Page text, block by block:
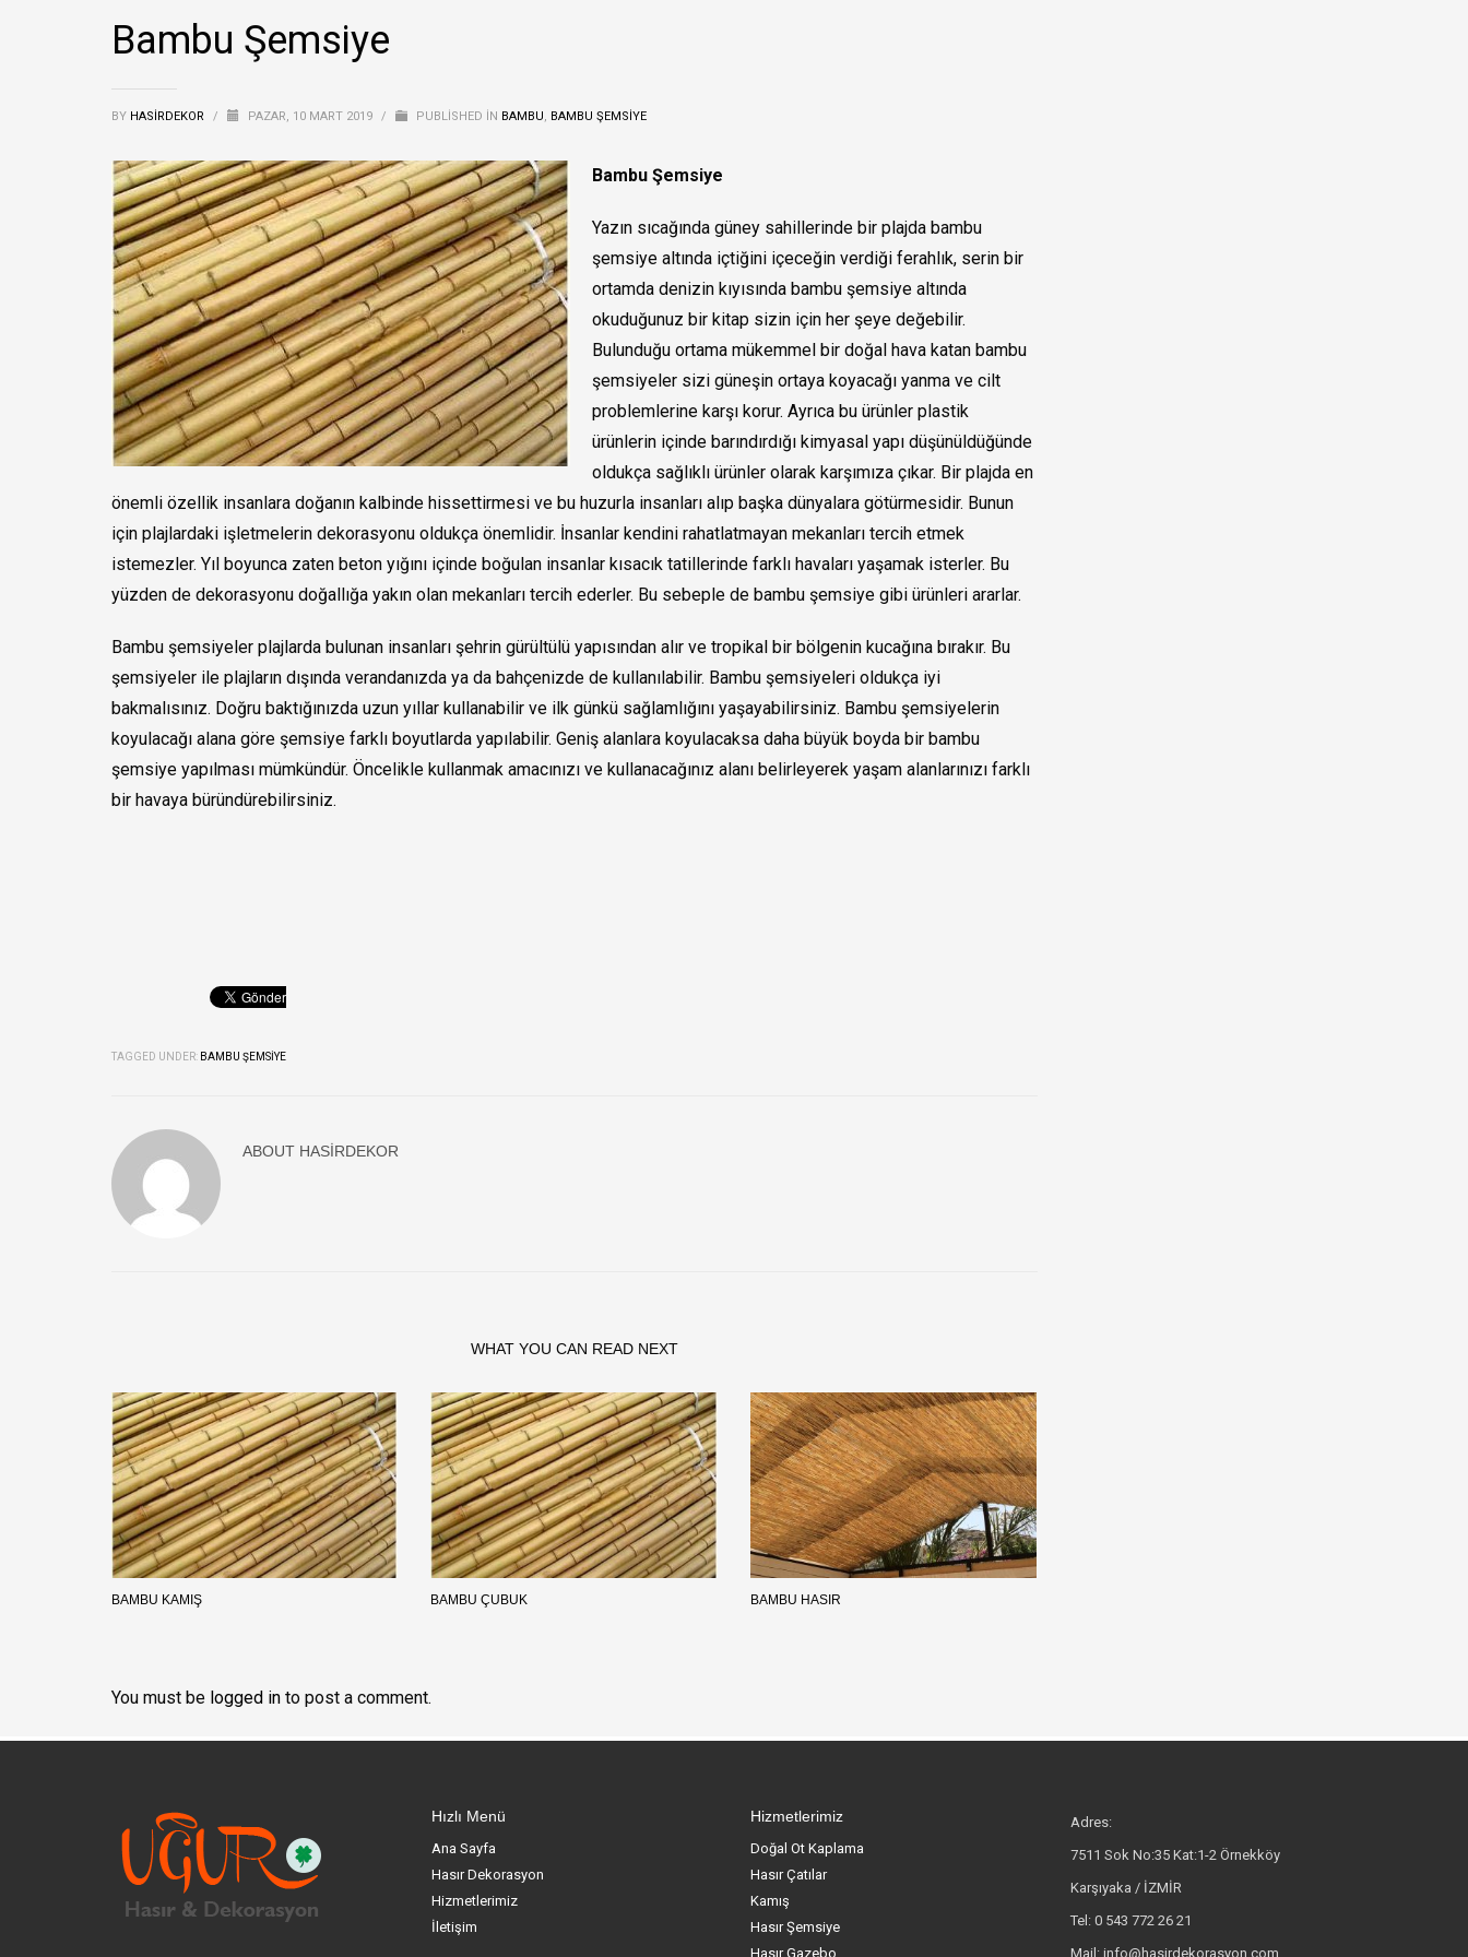
Bambu Şemsiye
BY HASIRDEKOR / PAZAR, 10 MART 2019 / PUBLISHED IN BAMBU, BAMBU ŞEMSIYE
Bambu Şemsiye
Yazın sıcağında güney sahillerinde bir plajda bambu
şemsiye altında içtiğini içeceğin verdiği ferahlık, serin bir
ortamda denizin kıyısında bambu şemsiye altında
okuduğunuz bir kitap sizin için her şeye değebilir.
Bulunduğu ortama mükemmel bir doğal hava katan bambu
şemsiyeler sizi güneşin ortaya koyacağı yanma ve cilt
problemlerine karşı korur. Ayrıca bu ürünler plastik
ürünlerin içinde barındırdığı kimyasal yapı düşünüldüğünde
oldukça sağlıklı ürünler olarak karşımıza çıkar. Bir plajda en
önemli özellik insanlara doğanın kalbinde hissettirmesi ve bu huzurla insanları alıp başka dünyalara götürmesidir. Bunun
için plajlardaki işletmelerin dekorasyonu oldukça önemlidir. İnsanlar kendini rahatlatmayan mekanları tercih etmek
istemezler. Yıl boyunca zaten beton yığını içinde boğulan insanlar kısacık tatillerinde farklı havaları yaşamak isterler. Bu
yüzden de dekorasyonu doğallığa yakın olan mekanları tercih ederler. Bu sebeple de bambu şemsiye gibi ürünleri ararlar.
Bambu şemsiyeler plajlarda bulunan insanları şehrin gürültülü yapısından alır ve tropikal bir bölgenin kucağına bırakır. Bu
şemsiyeler ile plajların dışında verandanızda ya da bahçenizde de kullanılabilir. Bambu şemsiyeleri oldukça iyi
bakmalısınız. Doğru baktığınızda uzun yıllar kullanabilir ve ilk günkü sağlamlığını yaşayabilirsiniz. Bambu şemsiyelerin
koyulacağı alana göre şemsiye farklı boyutlarda yapılabilir. Geniş alanlara koyulacaksa daha büyük boyda bir bambu
şemsiye yapılması mümkündür. Öncelikle kullanmak amacınızı ve kullanacağınız alanı belirleyerek yaşam alanlarınızı farklı
bir havaya büründürebilirsiniz.
TAGGED UNDER: BAMBU ŞEMSIYE
ABOUT HASIRDEKOR
WHAT YOU CAN READ NEXT
BAMBU KAMIŞ BAMBU ÇUBUK BAMBU HASIR
You must be logged in to post a comment.
Hızlı Menü
Ana Sayfa
Hasır Dekorasyon
Hizmetlerimiz
İletişim
Hizmetlerimiz
Doğal Ot Kaplama
Hasır Çatılar
Kamış
Hasır Şemsiye
Hasır Gazebo
Adres:
7511 Sok No:35 Kat:1-2 Örnekköy
Karşıyaka / İZMİR
Tel: 0 543 772 26 21
Mail: info@hasirdekorasyon.com